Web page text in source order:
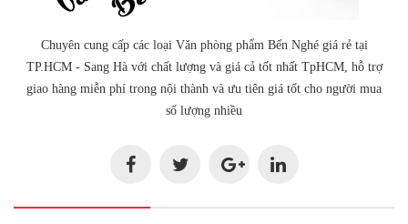
Chuyên cung cấp các loại Văn phòng phẩm Bến Nghé giá rẻ tại
TP.HCM - Sang Hà với chất lượng và giá cả tốt nhất TpHCM, hỗ trợ
giao hàng miễn phí trong nội thành và ưu tiên giá tốt cho người mua
số lượng nhiều